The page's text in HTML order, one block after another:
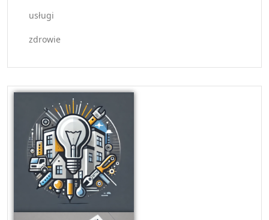
usługi
zdrowie